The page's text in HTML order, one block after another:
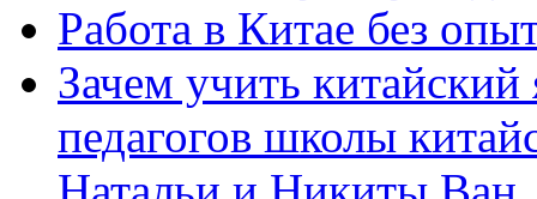
Работа в Китае без
Зачем учить
педагогов школы